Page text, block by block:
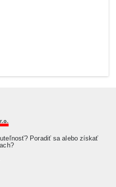
Poradiť sa alebo získať